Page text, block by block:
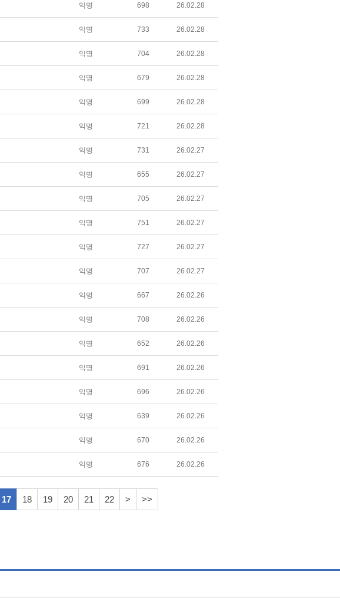
익명 698 26.02.28
익명 733 26.02.28
익명 704 26.02.28
익명 679 26.02.28
익명 699 26.02.28
익명 721 26.02.28
익명 731 26.02.27
익명 655 26.02.27
익명 705 26.02.27
익명 751 26.02.27
익명 727 26.02.27
익명 707 26.02.27
익명 667 26.02.26
익명 708 26.02.26
익명 652 26.02.26
익명 691 26.02.26
익명 696 26.02.26
익명 639 26.02.26
익명 670 26.02.26
익명 676 26.02.26
17 18 19 20 21 22 > >>